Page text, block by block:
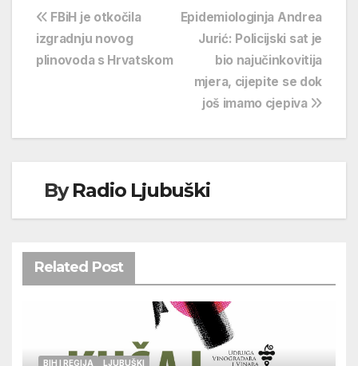
Navigacija
objava
Epidemiologinja Andrea
Jurić: Policijski sat je
bio najučinkovitija
mjera, cijepite se dok
još imamo cjepiva
FBiH je otkočila
izgradnju novog
plinovoda s Hrvatskom
ByRadio Ljubuški
Related Post
BIH I REGIJA LJUBUŠKI